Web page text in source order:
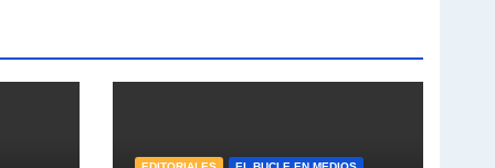
Vanesa Siley sobre Ley de Fuego - Vanesa Siley con Jorge Gres